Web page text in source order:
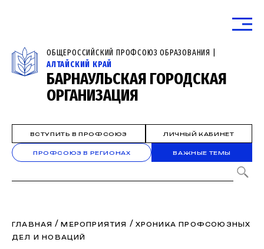
ОБЩЕРОССИЙСКИЙ ПРОФСОЮЗ ОБРАЗОВАНИЯ |
АЛТАЙСКИЙ КРАЙ
БАРНАУЛЬСКАЯ ГОРОДСКАЯ
ОРГАНИЗАЦИЯ
ВСТУПИТЬ В ПРОФСОЮЗ ЛИЧНЫЙ КАБИНЕТ
ПРОФСОЮЗ В РЕГИОНАХ ВАЖНЫЕ ТЕМЫ
ГЛАВНАЯ /МЕРОПРИЯТИЯ / ХРОНИКА ПРОФСОЮЗНЫХ
ДЕЛ И НОВАЦИЙ